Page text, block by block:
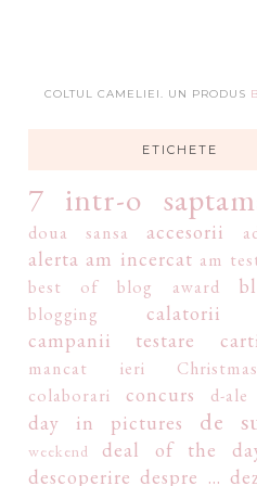
COLTUL CAMELIEI. UN PRODUS
ETICHETE
7 intr-o
doua sansa
accesorii
alerta am incercat am
best of
blog award
blogging calatorii
campanii testare carti
mancat ieri
colaborari
concurs d-
day in pictures de
weekend
deal of the
descoperire despre ...